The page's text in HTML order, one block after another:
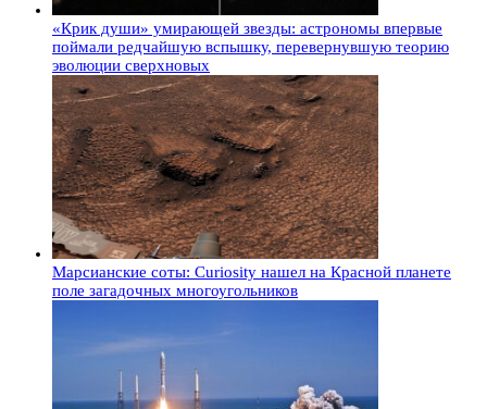
«Крик души» умирающей звезды: астрономы впервые
поймали редчайшую вспышку, перевернувшую теорию
эволюции сверхновых
Марсианские соты: Curiosity нашел на Красной планете
поле загадочных многоугольников